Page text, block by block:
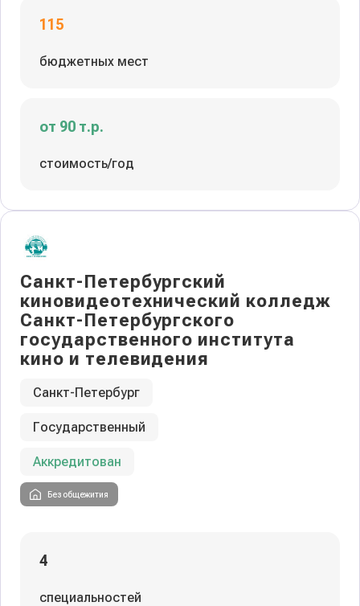
115
бюджетных мест
от 90 т.р.
стоимость/год
Санкт-Петербургский
киновидеотехнический колледж
Санкт-Петербургского
государственного института
кино и телевидения
Санкт-Петербург
Государственный
Аккредитован
Без общежития
4
специальностей